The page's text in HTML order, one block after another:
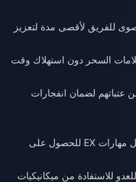
للفريق لأقصى مدة لتعزيز
علامات السحر دون استهلاك وقت
عتباتهم لضمان انفجارات
أكمل سلاسل الهجمات العادية بالكامل قبل مهارات EX للحصول على
للاستفادة من ميكانيكيات